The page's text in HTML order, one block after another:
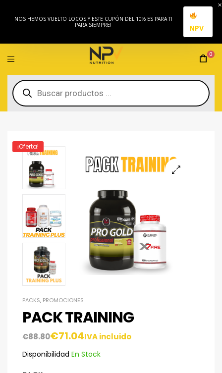
NOS HEMOS VUELTO LOCOS Y ESTE CUPÓN DEL 10% ES PARA TI
PARA SIEMPRE!
NPV
0
¡Oferta!
PACKS, PROMOCIONES
PACK TRAINING
€88.80€71.04IVA incluido
Disponibilidad En Stock